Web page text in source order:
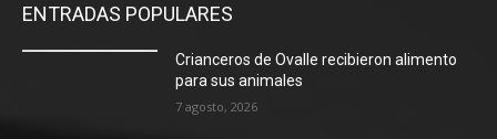
ENTRADAS POPULARES
Crianceros de Ovalle recibieron alimento
para sus animales
7 agosto, 2026